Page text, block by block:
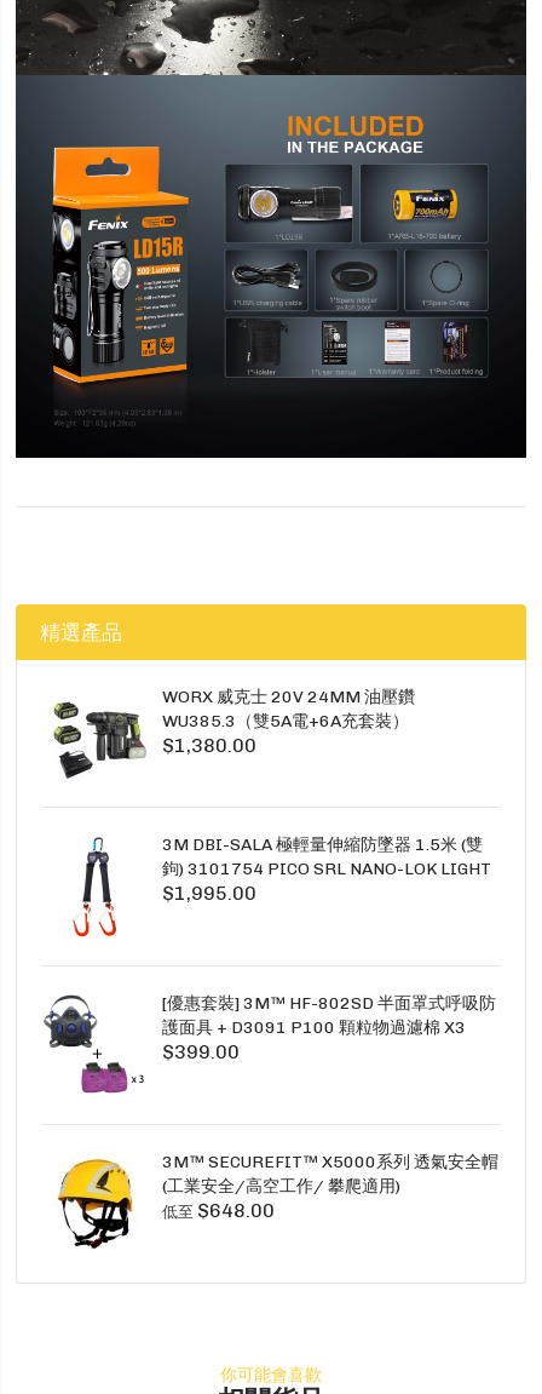
精選產品
WORX 威克士 20V 24MM 油壓鑽
WU385.3（雙5A電+6A充套裝）
$1,380.00
3M DBI-SALA 極輕量伸縮防墜器 1.5米 (雙
鉤) 3101754 PICO SRL NANO-LOK LIGHT
1.5M TWINS
$1,995.00
[優惠套裝] 3M™ HF-802SD 半面罩式呼吸防
護面具 + D3091 P100 顆粒物過濾棉 X3
SECURE CLICK HF-802SD HF-800SD 系列
$399.00
3M™ SECUREFIT™ X5000系列 透氣安全帽
(工業安全/高空工作/ 攀爬適用)
低至 $648.00
你可能會喜歡